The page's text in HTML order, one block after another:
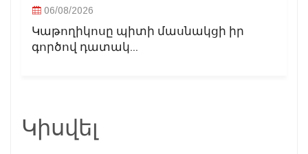
06/08/2026
Կաթողիկոսը պիտի մասնակցի իր
գործով դատակ...
Կիսվել